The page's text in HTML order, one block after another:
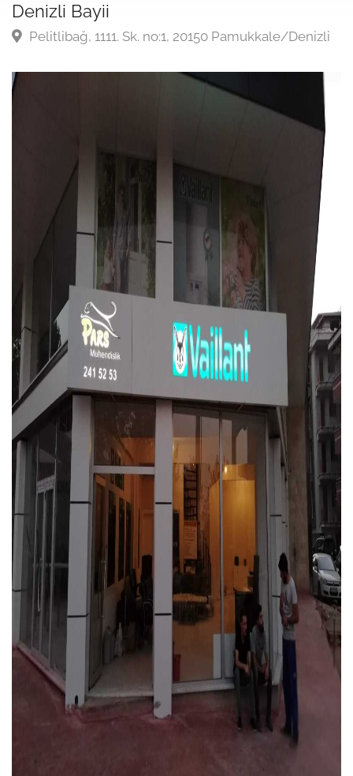
Denizli Bayii
Pelitlibağ, 1111. Sk. no:1, 20150 Pamukkale/Denizli